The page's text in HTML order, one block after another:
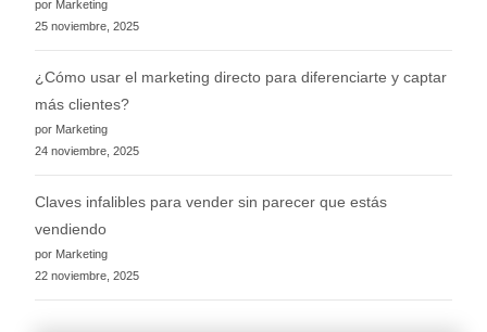
por Marketing
25 noviembre, 2025
¿Cómo usar el marketing directo para diferenciarte y captar
más clientes?
por Marketing
24 noviembre, 2025
Claves infalibles para vender sin parecer que estás
vendiendo
por Marketing
22 noviembre, 2025